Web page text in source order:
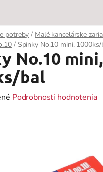
potreby / Malé kancelárske
/ Spinky No.10 mini, 1000ks/
No.10 mini,
bal
Podrobnosti hodnotenia